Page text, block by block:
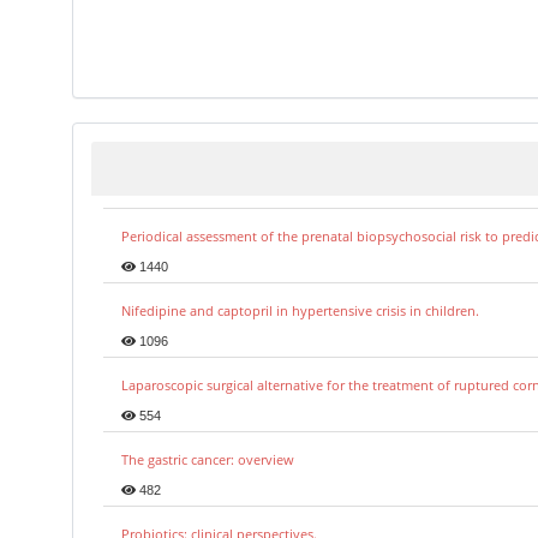
Periodical assessment of the prenatal biopsychosocial risk to
1440
Nifedipine and captopril in hypertensive crisis in children.
1096
Laparoscopic surgical alternative for the treatment of ruptured
554
The gastric cancer: overview
482
Probiotics: clinical perspectives.